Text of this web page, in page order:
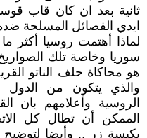
ثانية بعد ان كان قاب
ايدي الفصائل المسلحة
لماذا أهتمت روسيا أكثر
سوريا وخاصة تلك
هو محاكاة حلف الناتو
والذي يتكون من الدول
الروسية وأعلامهم بان
الممكن أن تطال كل
بكبسة زر ,, وأيضا لتوضيح